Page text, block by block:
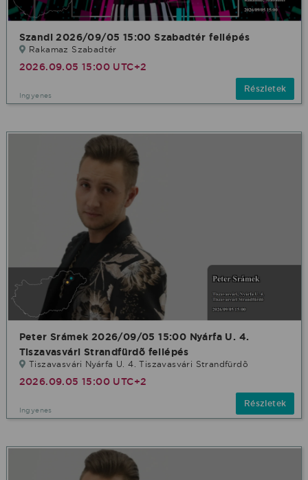
Szandi 2026/09/05 15:00 Szabadtér fellépés
Rakamaz Szabadtér
2026.09.05 15:00 UTC+2
Ingyenes
Részletek
Peter Srámek 2026/09/05 15:00 Nyárfa U. 4.
Tiszavasvári Strandfürdõ fellépés
Tiszavasvári Nyárfa U. 4. Tiszavasvári Strandfürdõ
2026.09.05 15:00 UTC+2
Ingyenes
Részletek